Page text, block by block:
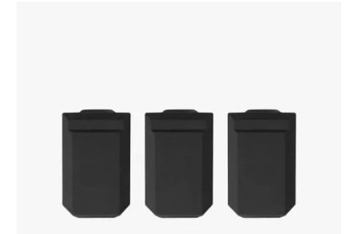
オフィシャルサイト